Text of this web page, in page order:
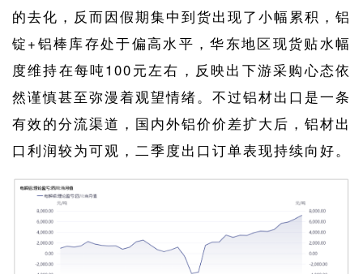
的去化，反而因假期集中到货出现了小幅累积，铝
锭+铝棒库存处于偏高水平，华东地区现货贴水幅
度维持在每吨100元左右，反映出下游采购心态依
然谨慎甚至弥漫着观望情绪。不过铝材出口是一条
有效的分流渠道，国内外铝价价差扩大后，铝材出
口利润较为可观，二季度出口订单表现持续向好。